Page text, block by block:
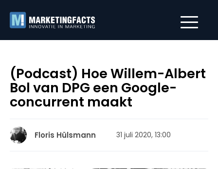
(Podcast) Hoe Willem-Albert
Bol van DPG een Google-
concurrent maakt
Floris Hülsmann 31 juli 2020, 13:00